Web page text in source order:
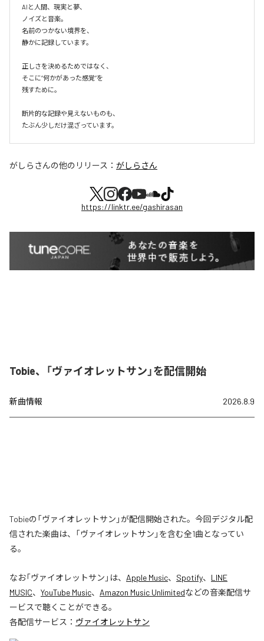
AIと人間、現実と夢、
ノイズと音楽。
名前のつかない境界を、
静かに記録しています。
正しさを決めるためではなく、
そこに“何かがあった感覚”を
残すために。
断片的な記録や見えないものも、
たぶん少しだけ混ざっています。
がしらさんの他のリリース： がしらさん
https://linktr.ee/gashirasan
Tobie、「ヴァイオレットサン」を配信開始
新曲情報 2026.8.9
Tobieの「ヴァイオレットサン」が配信開始された。今回デジタル配
信された楽曲は、「ヴァイオレットサン」を含む全1曲となってい
る。
なお「ヴァイオレットサン 」は、 Apple Music、 Spotify、 LINE
MUSIC、 YouTube Music、 Amazon Music Unlimitedなどの音楽配信サ
ービスで聴くことができる。
各配信サービス： ヴァイオレットサン